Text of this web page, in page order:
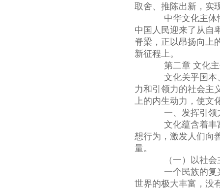
取舍、推陈出新，实
中华文化主体性
中国人民迎来了从自
脊梁，正以昂扬向上
新征程上。
第二章 文化主
文化关乎国本、
力和引领力的社会主
上的内生动力，使文
一、发挥引领
文化蕴含着丰富
想行为，激发人们向
量。
（一）以社会
一个民族的复兴
世界的极大丰富，没